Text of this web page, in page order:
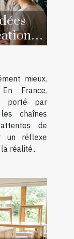
mieux,
France,
porté par
chaînes
de
un réflexe
réalité...